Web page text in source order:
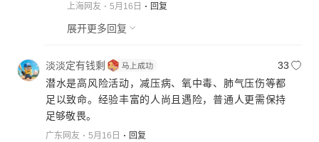
上海网友 5月16日 回复
展开更多回复
淡淡定有钱剩
33
潜水是高风险活动，减压病、氧中毒、肺气压伤等都
足以致命。经验丰富的人尚且遇险，普通人更需保持
足够敬畏。
广东网友 5月16日 回复